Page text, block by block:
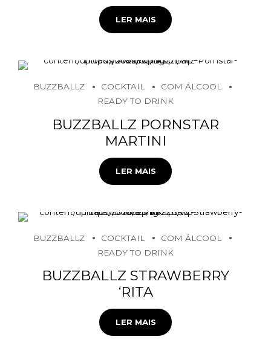
LER MAIS
BUZZBALLZ COCKTAIL
COM ÁLCOOL
READY TO DRINK
BUZZBALLZ PORNSTAR
MARTINI
LER MAIS
BUZZBALLZ COCKTAIL
COM ÁLCOOL
READY TO DRINK
BUZZBALLZ STRAWBERRY
‘RITA
LER MAIS